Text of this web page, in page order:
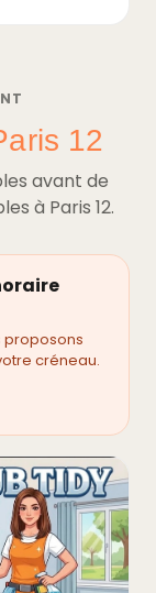
12
avant de
à Paris 12.
proposons
créneau.